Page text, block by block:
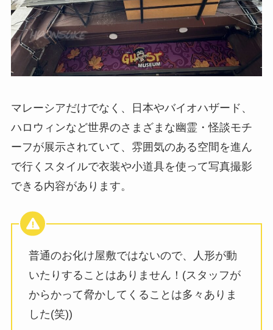
マレーシアだけでなく、日本やバイオハザード、
ハロウィンなど世界のさまざまな幽霊・怪談モチ
ーフが展示されていて、雰囲気のある空間を進ん
で行くスタイルで衣装や小道具を使って写真撮影
できる内容があります。
普通のお化け屋敷ではないので、人形が動
いたりすることはありません！(スタッフが
からかって脅かしてくることは多々ありま
した(笑))